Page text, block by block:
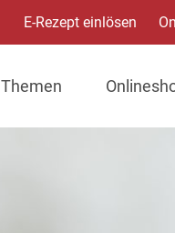
E-Rezept einlösen
Themen